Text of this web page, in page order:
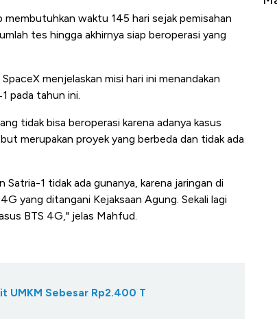
waktu 145 hari sejak pemisahan
tes hingga akhirnya siap beroperasi yang
menjelaskan misi hari ini menandakan
pada tahun ini.
tidak bisa beroperasi karena adanya kasus
merupakan proyek yang berbeda dan tidak ada
1 tidak ada gunanya, karena jaringan di
yang ditangani Kejaksaan Agung. Sekali lagi
BTS 4G," jelas Mahfud.
UMKM Sebesar Rp2.400 T